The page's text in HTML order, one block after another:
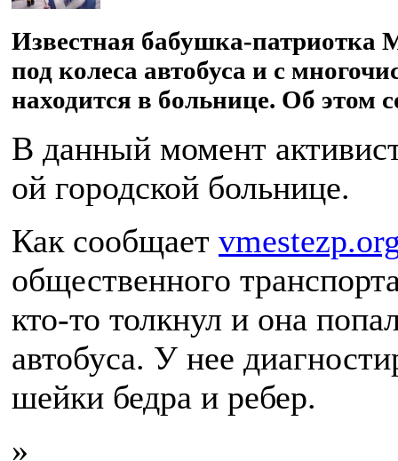
Известная бабушка-патриотка
под колеса автобуса и с
находится в больнице. Об этом
В данный момент
ой городской больнице.
Как сообщает
общественного
кто-то толкнул и она
автобуса. У нее
шейки бедра и ребер.
»